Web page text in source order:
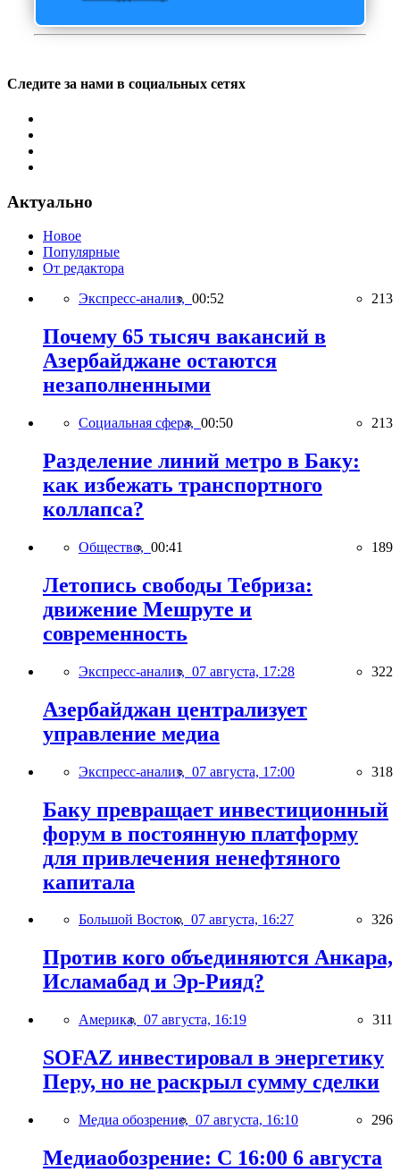
Следите за нами в социальных сетях
Актуально
Новое
Популярные
От редактора
Экспресс-анализ, 00:52 213
Почему 65 тысяч вакансий в
Азербайджане остаются
незаполненными
Социальная сфера, 00:50 213
Разделение линий метро в Баку:
как избежать транспортного
коллапса?
Общество, 00:41 189
Летопись свободы Тебриза:
движение Мешруте и
современность
Экспресс-анализ, 07 августа, 17:28 322
Азербайджан централизует
управление медиа
Экспресс-анализ, 07 августа, 17:00 318
Баку превращает инвестиционный
форум в постоянную платформу
для привлечения ненефтяного
капитала
Большой Восток, 07 августа, 16:27 326
Против кого объединяются Анкара,
Исламабад и Эр-Рияд?
Америка, 07 августа, 16:19 311
SOFAZ инвестировал в энергетику
Перу, но не раскрыл сумму сделки
Медиа обозрение, 07 августа, 16:10 296
Медиаобозрение: С 16:00 6 августа